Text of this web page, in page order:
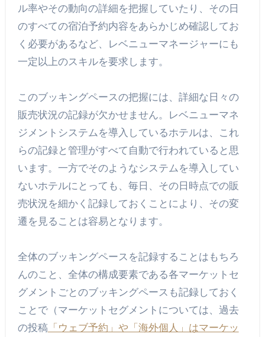
ル率やその動向の詳細を把握していたり、その日
のすべての宿泊予約内容をあらかじめ確認してお
く必要があるなど、レベニューマネージャーにも
一定以上のスキルを要求します。
このブッキングペースの把握には、詳細な日々の
販売状況の記録が欠かせません。レベニューマネ
ジメントシステムを導入しているホテルは、これ
らの記録と管理がすべて自動で行われていると思
います。一方でそのようなシステムを導入してい
ないホテルにとっても、毎日、その日時点での販
売状況を細かく記録しておくことにより、その変
遷を見ることは容易となります。
全体のブッキングペースを記録することはもちろ
んのこと、全体の構成要素である各マーケットセ
グメントごとのブッキングペースも記録しておく
ことで（マーケットセグメントについては、過去
の投稿「ウェブ予約」や「海外個人」はマーケッ